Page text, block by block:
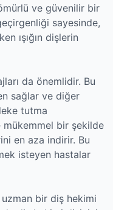
ve güvenilir bir
sayesinde,
ışığın dişlerin
da önemlidir. Bu
sağlar ve diğer
tutma
mükemmel bir şekilde
en aza indirir. Bu
isteyen hastalar
bir diş hekimi